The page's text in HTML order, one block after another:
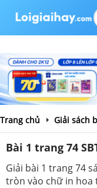
Trang chủ Giải sách
Bài 1 trang 74
Giải bài 1 trang 74
tròn vào chữ in